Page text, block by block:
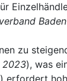
zu
2023), was